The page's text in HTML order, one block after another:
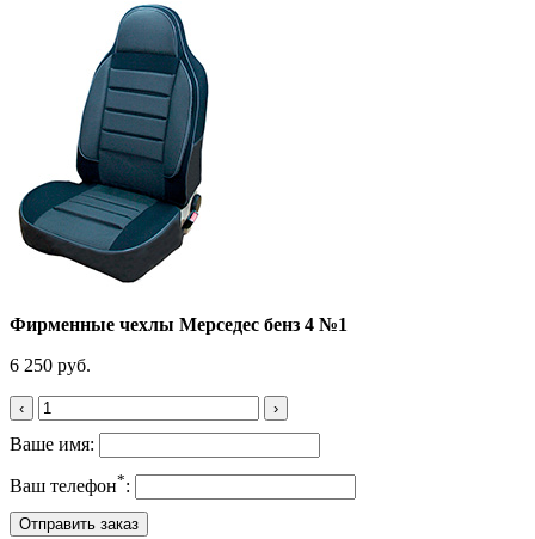
Фирменные чехлы Мерседес бенз 4 №1
6 250 руб.
‹ ›
Ваше имя:
Ваш телефон*: